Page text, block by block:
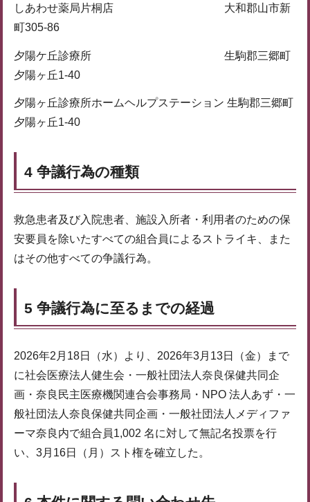
しあわせ薬局片桐店 大和郡山市新
町305-86
夕陽ケ丘診療所 生駒郡三郷町
夕陽ヶ丘1-40
夕陽ヶ丘診療所ホームヘルプステーション 生駒郡三郷町
夕陽ヶ丘1-40
4 争議行為の種類
救急患者及び入院患者、施設入所者・利用者のための保
安要員を除いたすべての組合員によるストライキ、また
はその他すべての争議行為。
5 争議行為に至るまでの経過
2026年2月18日（水）より、2026年3月13日（金）まで
に社会医療法人健生会・一般社団法人奈良保健共同企
画・奈良民主医療機関連合会事務局・NPO 法人あず・一
般社団法人奈良保健共同企画・一般社団法人メディファ
ーマ奈良内で組合員1,002 名に対して無記名投票を行
い、3月16日（月）スト権を確立した。